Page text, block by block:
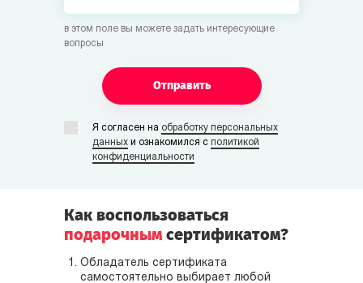
в этом поле вы можете задать интересующие
вопросы
Отправить
Я согласен на обработку персональных
данных и ознакомился с политикой
конфиденциальности
Как воспользоваться
подарочным сертификатом?
Обладатель сертификата
самостоятельно выбирает любой